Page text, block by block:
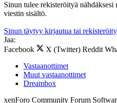
Sinun tulee rekisteröityä
viestin sisältö.
Sinun täytyy kirjautua tai
Jaa:
Facebook
X (Twitter) Reddit
Vastaanottimet
Muut vastaanottimet
Dreambox
xenForo Community Forum